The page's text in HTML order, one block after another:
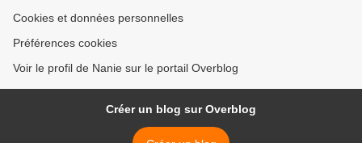
Cookies et données personnelles
Préférences cookies
Voir le profil de Nanie sur le portail Overblog
Créer un blog sur Overblog